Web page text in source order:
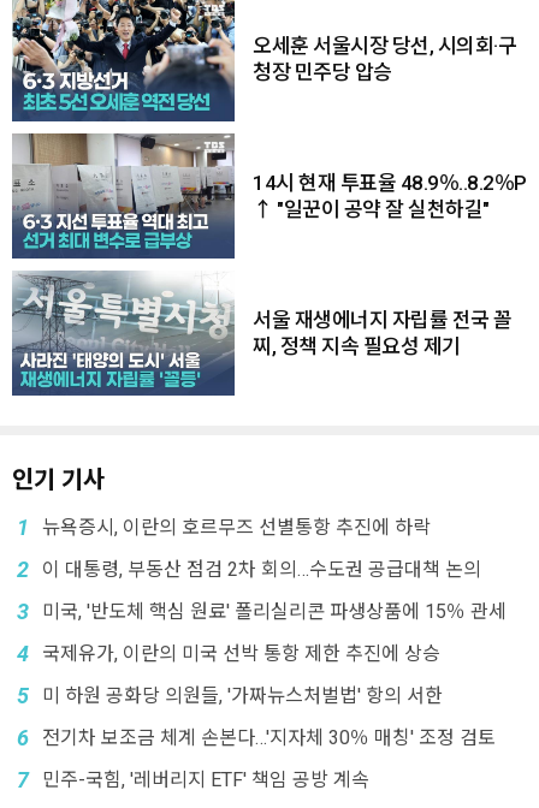
오세훈 서울시장 당선, 시의회·구
청장 민주당 압승
14시 현재 투표율 48.9％..8.2％P
↑ "일꾼이 공약 잘 실천하길"
서울 재생에너지 자립률 전국 꼴
찌, 정책 지속 필요성 제기
인기 기사
1 뉴욕증시, 이란의 호르무즈 선별통항 추진에 하락
2 이 대통령, 부동산 점검 2차 회의…수도권 공급대책 논의
3 미국, '반도체 핵심 원료' 폴리실리콘 파생상품에 15％ 관세
4 국제유가, 이란의 미국 선박 통항 제한 추진에 상승
5 미 하원 공화당 의원들, '가짜뉴스처벌법' 항의 서한
6 전기차 보조금 체계 손본다…'지자체 30％ 매칭' 조정 검토
7 민주-국힘, '레버리지 ETF' 책임 공방 계속